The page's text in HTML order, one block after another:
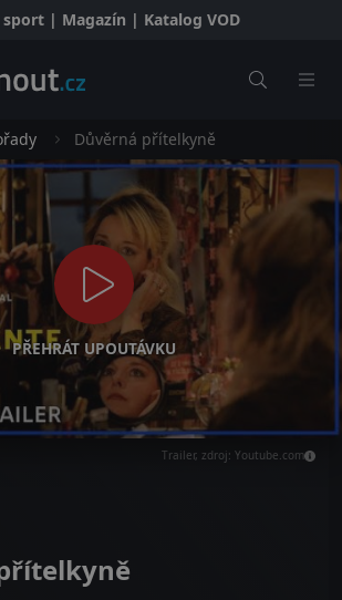
sport | Magazín | Katalog VOD
Důvěrná přítelkyně
PŘEHRÁT UPOUTÁVKU
Trailer, zdroj: Youtube.com